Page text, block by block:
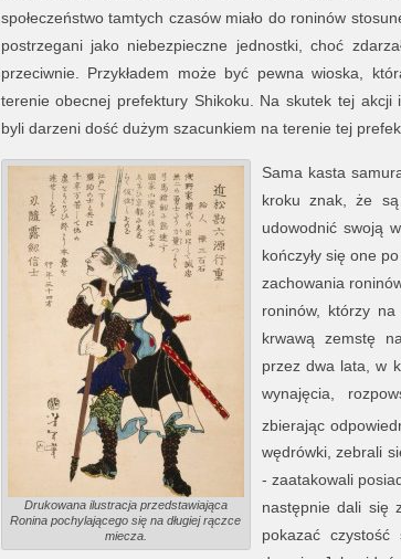
społeczeństwo tamtych czasów miało do roninów
postrzegani jako niebezpieczne jednostki, choć
przeciwnie. Przykładem może być pewna wioska,
terenie obecnej prefektury Shikoku. Na skutek tej
byli darzeni dość dużym szacunkiem na terenie tej
Drukowana ilustracja przedstawiająca
Ronina pochylającego się na długiej rączce
miecza.
Sama kasta
kroku znak, że
udowodnić swoją
kończyły się one
zachowania
roninów, którzy
krwawą zemstę
przez dwa lata, w
wynajęcia,
zbierając
wędrówki, zebrali
- zaatakowali
następnie dali się
pokazać